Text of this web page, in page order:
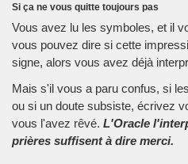
Si ça ne vous quitte toujours pas
Vous avez lu les symboles, et il
vous pouvez dire si cette
signe, alors vous avez déjà
Mais s'il vous a paru confus, si
ou si un doute subsiste, écrivez
vous l'avez rêvé. L'Oracle
prières suffisent à dire merci.